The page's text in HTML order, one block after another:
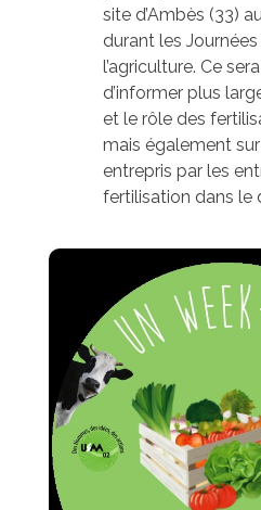
site d’Ambès (33)
durant les
l’agriculture. Ce
d’informer plus
et le rôle des
mais également
entrepris par les
fertilisation dans le